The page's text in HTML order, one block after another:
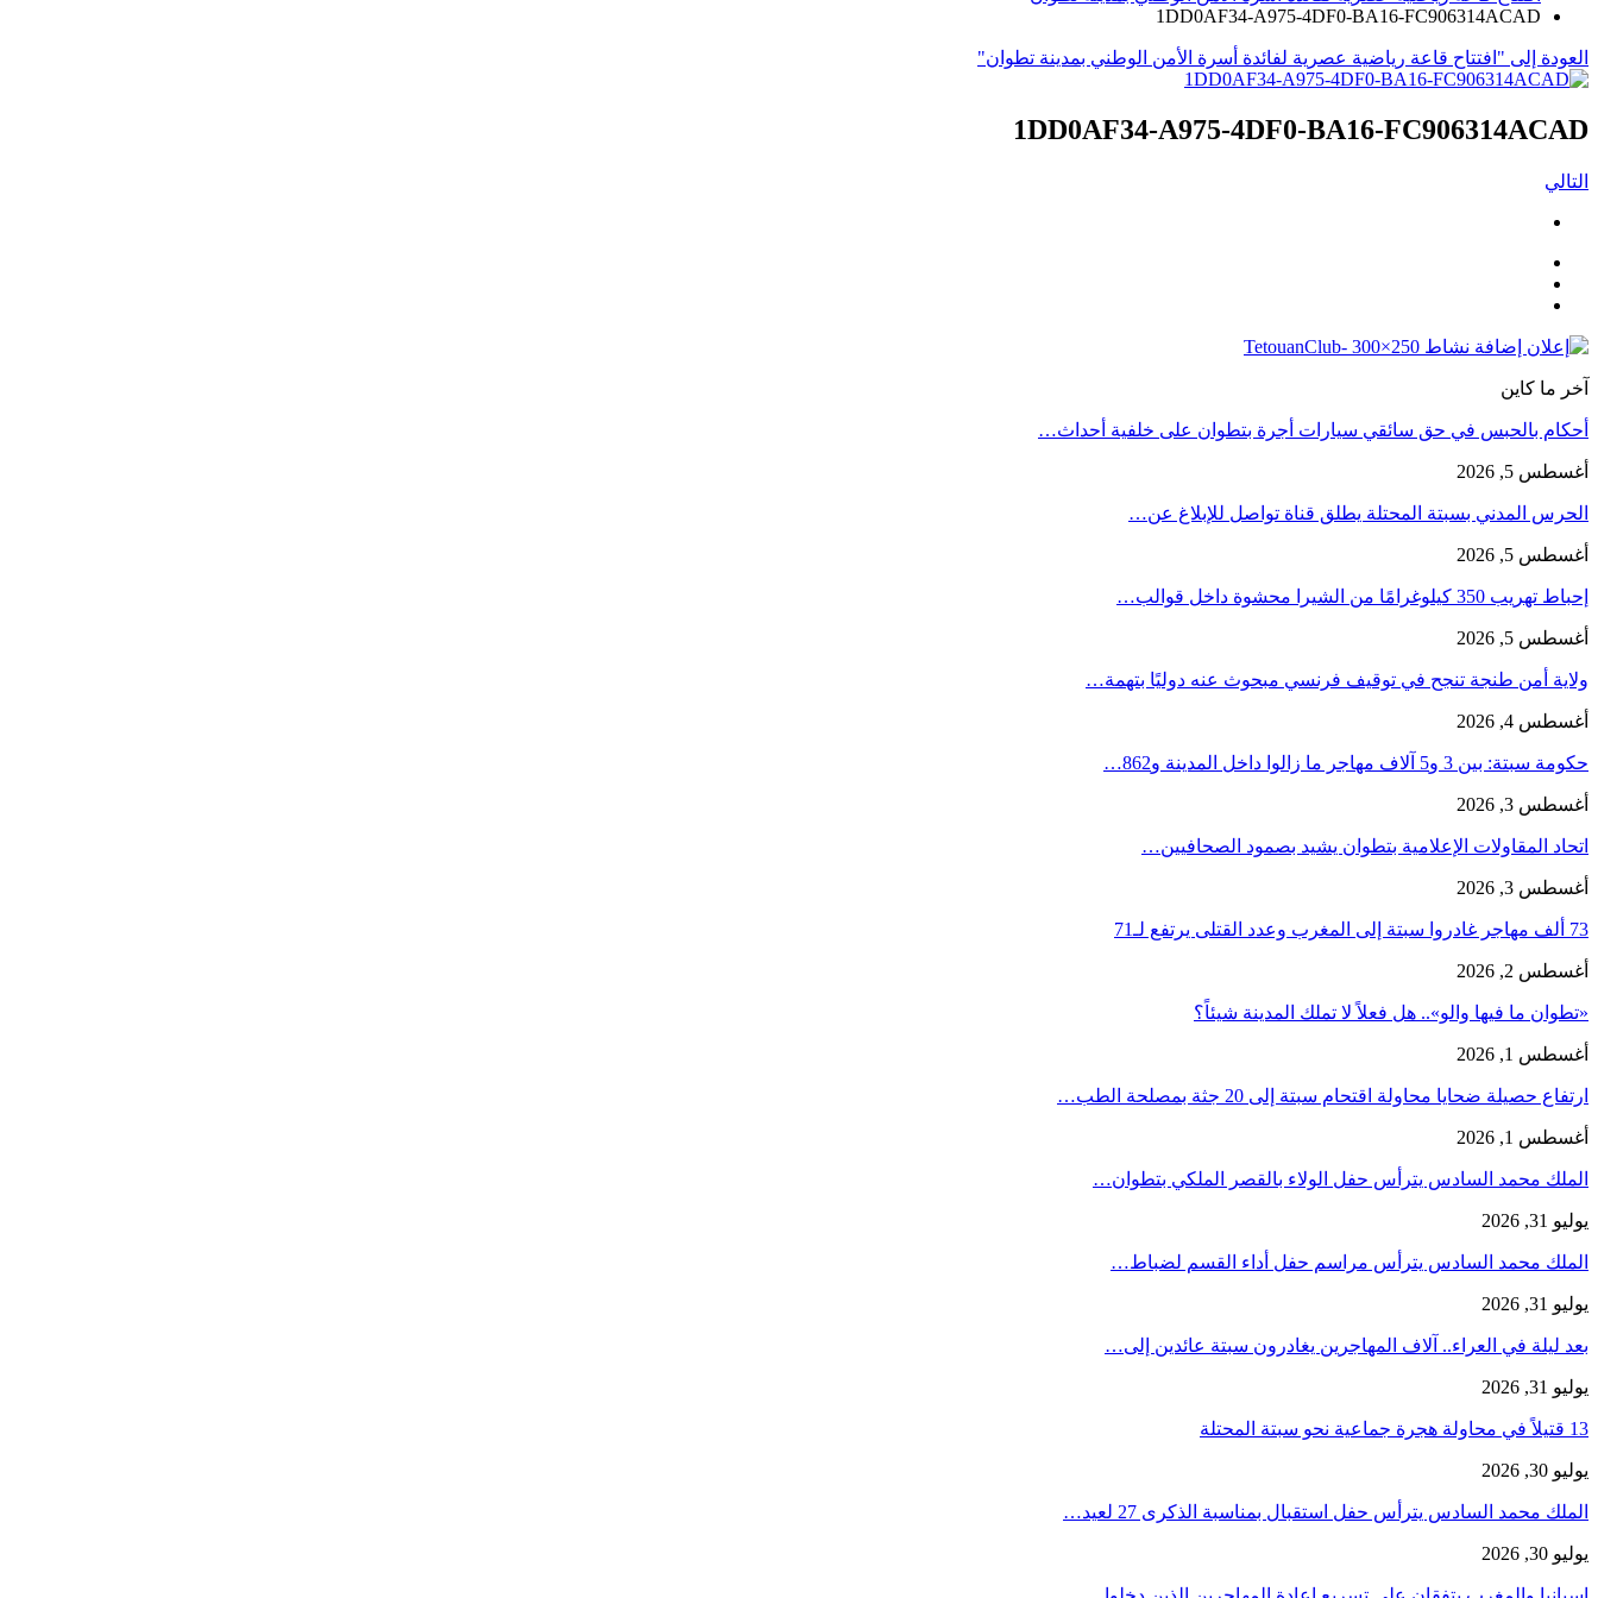
1DD0AF34-A975-4DF0-BA16-FC906314ACAD
العودة إلى "افتتاح قاعة رياضية عصرية لفائدة أسرة الأمن الوطني بمدينة تطوان"
1DD0AF34-A975-4DF0-BA16-FC906314ACAD
التالي
آخر ما كاين
أحكام بالحبس في حق سائقي سيارات أجرة بتطوان على خلفية أحداث…
أغسطس 5, 2026
الحرس المدني بسبتة المحتلة يطلق قناة تواصل للإبلاغ عن…
أغسطس 5, 2026
إحباط تهريب 350 كيلوغرامًا من الشيرا محشوة داخل قوالب…
أغسطس 5, 2026
ولاية أمن طنجة تنجح في توقيف فرنسي مبحوث عنه دوليًا بتهمة…
أغسطس 4, 2026
حكومة سبتة: بين 3 و5 آلاف مهاجر ما زالوا داخل المدينة و862…
أغسطس 3, 2026
اتحاد المقاولات الإعلامية بتطوان يشيد بصمود الصحافيين…
أغسطس 3, 2026
73 ألف مهاجر غادروا سبتة إلى المغرب وعدد القتلى يرتفع لـ71
أغسطس 2, 2026
«تطوان ما فيها والو».. هل فعلاً لا تملك المدينة شيئاً؟
أغسطس 1, 2026
ارتفاع حصيلة ضحايا محاولة اقتحام سبتة إلى 20 جثة بمصلحة الطب…
أغسطس 1, 2026
الملك محمد السادس يترأس حفل الولاء بالقصر الملكي بتطوان…
يوليو 31, 2026
الملك محمد السادس يترأس مراسم حفل أداء القسم لضباط…
يوليو 31, 2026
بعد ليلة في العراء.. آلاف المهاجرين يغادرون سبتة عائدين إلى…
يوليو 31, 2026
13 قتيلاً في محاولة هجرة جماعية نحو سبتة المحتلة
يوليو 30, 2026
الملك محمد السادس يترأس حفل استقبال بمناسبة الذكرى 27 لعيد…
يوليو 30, 2026